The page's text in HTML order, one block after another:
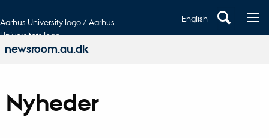
Aarhus University logo / Aarhus
Universitets logo
newsroom.au.dk
English
Nyheder